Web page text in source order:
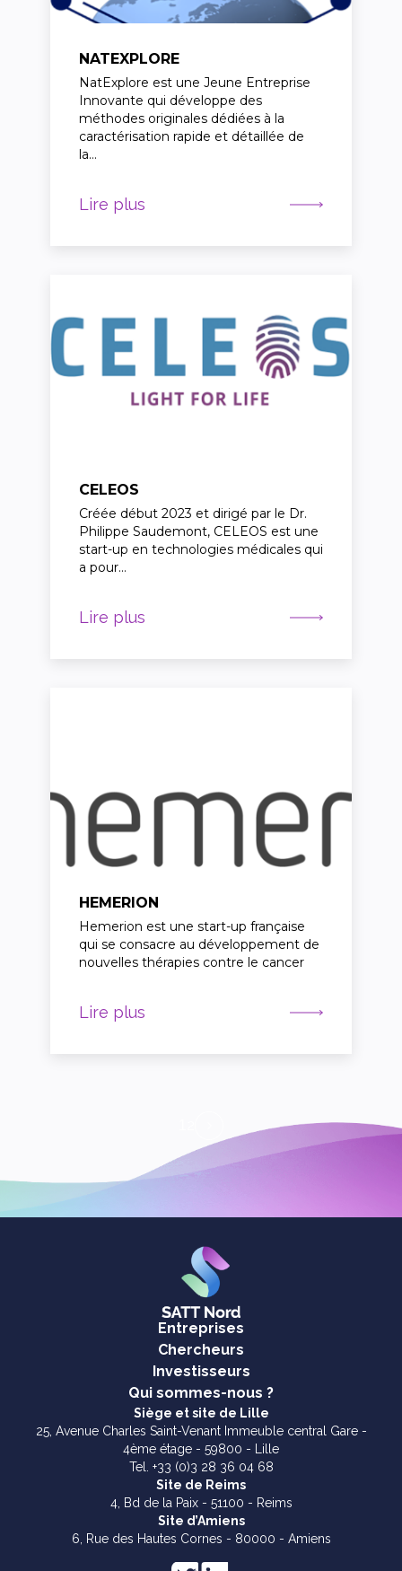
NATEXPLORE
NatExplore est une Jeune Entreprise
Innovante qui développe des
méthodes originales dédiées à la
caractérisation rapide et détaillée de
la…
Lire plus
CELEOS
Créée début 2023 et dirigé par le Dr.
Philippe Saudemont, CELEOS est une
start-up en technologies médicales qui
a pour…
Lire plus
HEMERION
Hemerion est une start-up française
qui se consacre au développement de
nouvelles thérapies contre le cancer
Lire plus
Entreprises
Chercheurs
Investisseurs
Qui sommes-nous ?
Siège et site de Lille
25, Avenue Charles Saint-Venant Immeuble central Gare -
4ème étage - 59800 - Lille
Tel. +33 (0)3 28 36 04 68
Site de Reims
4, Bd de la Paix - 51100 - Reims
Site d’Amiens
6, Rue des Hautes Cornes - 80000 - Amiens